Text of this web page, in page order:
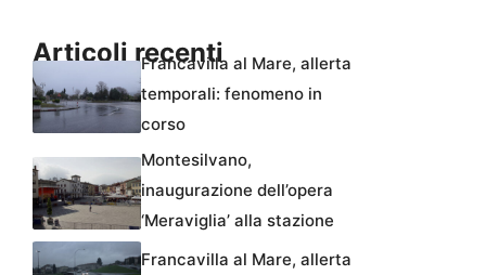
Articoli recentiFrancavilla al Mare, allerta
temporali: fenomeno in
corso
Montesilvano,
inaugurazione dell’opera
‘Meraviglia’ alla stazione
Francavilla al Mare, allerta